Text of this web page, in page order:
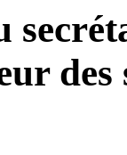
des